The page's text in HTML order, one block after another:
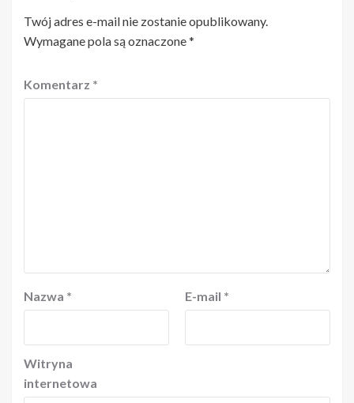
Twój adres e-mail nie zostanie opublikowany.
Wymagane pola są oznaczone*
Komentarz *
Nazwa * E-mail *
Witryna
internetowa